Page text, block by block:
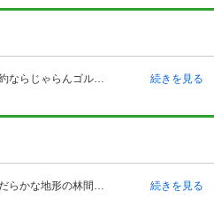
小野グランドカントリークラブの予約ならじゃらんゴルフ。カートの有無や利用税、キャンセル料、ナイター設備、駐車場などのコース情報はもちろん、口コミ、フォトギャラリーなどコースの難易度や攻略に役立つ情報充実、予約する度にポイントが貯まるのでお得にゴルフをお楽しみ頂けます。 小野グランドカントリークラブは兵庫県小野市にあるゴルフ場です。車でのアクセスは中国自動車道の吉川インターチェンジから12キロメートルの距離です。電車を利用する場合は神戸電鉄の栗生線の緑ヶ丘駅で下車し、タクシーで30分、料金は5,000円程度です。関西地区ではグレードの高いゴルフ場として評価されており、関西経済界の著名人も数多く訪れる名門ゴルフ場です。施設も充実しており、ゆったりとして清潔感のある広い浴室、エンジ色の絨毯が印象的な優雅な雰囲気のレストランがあります。レストランは朝のモーニングセットからランチ時の豊富なメニューまで幅広いニーズに対応しています。ゆったりしたコンペルームも完備しているのでオープンコンペなどのイベントにも便利です。 続きを見る
小野グランドカントリークラブはなだらかな地形の林間風なコースであり、全36ホールのトーナメントコースです。オールドコースとニューコース2つのコースがあります。63年に9ホールが完成して18ホールになったニューコースは鮮やかなベントグリーンが巧みに配され、池、バンカー、アンジュレーションのあるフェアウェイになっていて、自然の地形を最大限に活かした、変化に富むコースになっています。オールドコースはフラットなフェアウェイと見通しの良いおおらかなコースレイアウトになっています。全体的にフェアウェイは広く、グリーンも大きいのでのびのび打てる事が魅力です。豊かな松林を含む雄大な風景の中で、新鮮な空気を感じながらダイナミックなプレーを楽しめます。 続きを見る